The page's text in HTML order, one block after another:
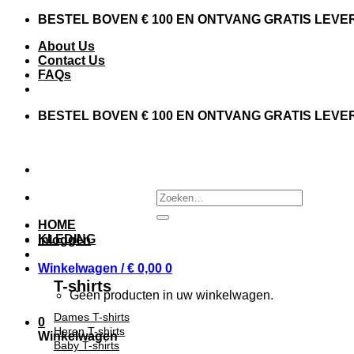
BESTEL BOVEN € 100 EN ONTVANG GRATIS
About Us
Contact Us
FAQs
BESTEL BOVEN € 100 EN ONTVANG GRATIS
Inloggen
Winkelwagen /€ 0,00 0
Geen producten in uw winkelwagen.
0
Winkelwagen
HOME
KLEDING
T-shirts
Dames T-shirts
Heren T-shirts
Baby T-shirts